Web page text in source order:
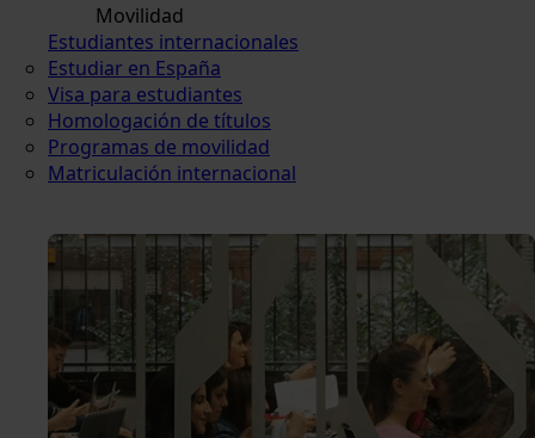
Movilidad
Estudiantes internacionales
Estudiar en España
Visa para estudiantes
Homologación de títulos
Programas de movilidad
Matriculación internacional